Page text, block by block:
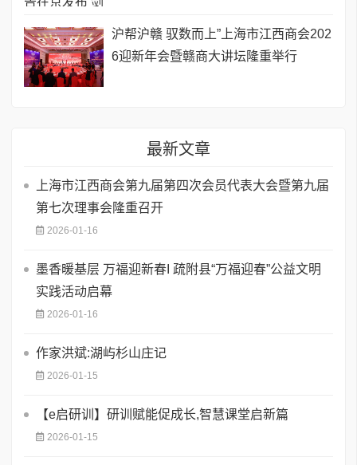
沪帮沪赣 驭数而上”上海市江西商会202
6迎新年会暨赣商大讲坛隆重举行
最新文章
​上海市江西商会第九届第四次会员代表大会暨第九届
第七次理事会隆重召开
2026-01-16
墨香暖基层 万福迎新春I 疏附县“万福迎春”公益文明
实践活动启幕
2026-01-16
作家洪斌:湖屿杉山庄记
2026-01-15
【e启研训】研训赋能促成长,智慧课堂启新篇
2026-01-15